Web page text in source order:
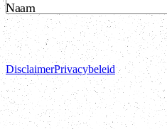
Naam
DisclaimerPrivacybeleid